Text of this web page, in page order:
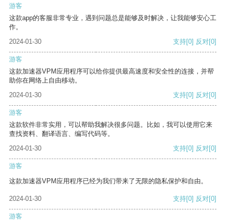
游客
这款app的客服非常专业，遇到问题总是能够及时解决，让我能够安心工
作。
2024-01-30
支持[0] 反对[0]
游客
这款加速器VPM应用程序可以给你提供最高速度和安全性的连接，并帮
助你在网络上自由移动。
2024-01-30
支持[0] 反对[0]
游客
这款软件非常实用，可以帮助我解决很多问题。比如，我可以使用它来
查找资料、翻译语言、编写代码等。
2024-01-30
支持[0] 反对[0]
游客
这款加速器VPM应用程序已经为我们带来了无限的隐私保护和自由。
2024-01-30 支持[0] 反对[0]
游客